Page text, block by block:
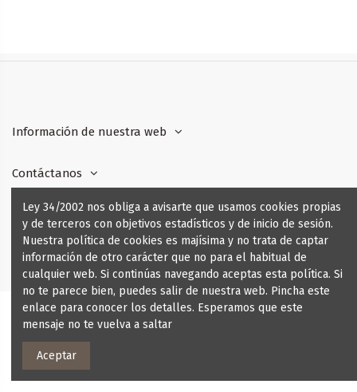
Información de nuestra web
Contáctanos
Síguenos
Boletín de Noticias
Ley 34/2002 nos obliga a avisarte que usamos cookies propias
y de terceros con objetivos estadísticos y de inicio de sesión.
Nuestra política de cookies es majísima y no trata de captar
información de otro carácter que no para el habitual de
cualquier web. Si continúas navegando aceptas esta política. Si
no te parece bien, puedes salir de nuestra web. Pincha este
enlace para conocer los detalles. Esperamos que este
mensaje no te vuelva a saltar
Aceptar